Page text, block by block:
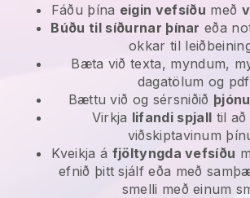
Fáðu þína eigin vefsíðu með
Búðu til síðurnar þínar eða
okkar til
Bæta við texta, myndum,
dagatölum og
Bættu við og sérsniðið
Virkja lifandi spjall til að
viðskiptavinum
Kveikja á fjöltyngda vefsíðu
efnið þitt sjálf eða með
smelli með einum